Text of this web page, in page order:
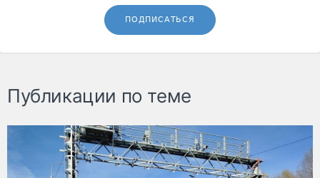
ПОДПИСАТЬСЯ
Публикации по теме